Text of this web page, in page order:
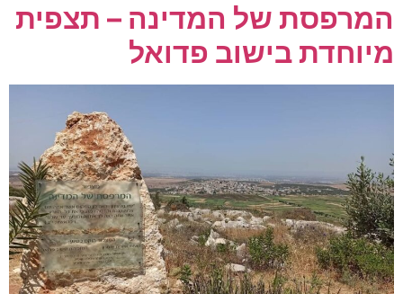
המרפסת של המדינה – תצפית
מיוחדת בישוב פדואל